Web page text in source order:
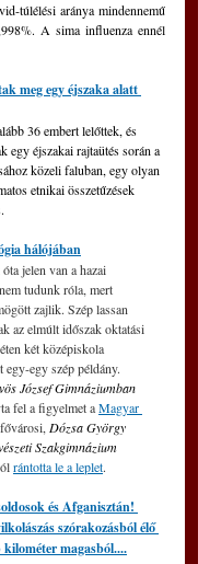
túlélési aránya mindennemű
A sima influenza ennél
meg egy éjszaka alatt
36 embert lelőttek, és
egy éjszakai rajtaütés során a
közeli faluban, egy olyan
etnikai összetűzések
hálójában
jelen van a hazai
tudunk róla, mert
zajlik. Szép lassan
az elmúlt időszak oktatási
két középiskola
egy szép példány.
József Gimnáziumban
fel a figyelmet a Magyar
Dózsa György
Szakgimnázium
rántotta le a leplet.
és Afganisztán!
szórakozásból élő
kilométer magasból....